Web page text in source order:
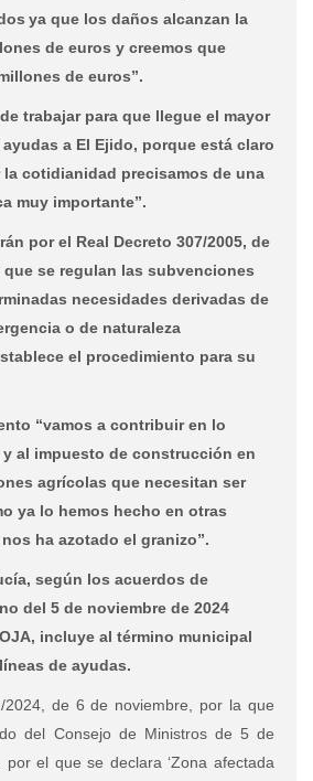
ya que los daños alcanzan la
de euros y creemos que
de euros”.
trabajar para que llegue el mayor
a El Ejido, porque está claro
la cotidianidad precisamos de una
muy importante”.
por el Real Decreto 307/2005, de
que se regulan las subvenciones
necesidades derivadas de
o de naturaleza
el procedimiento para su
“vamos a contribuir en lo
al impuesto de construcción en
agrícolas que necesitan ser
ya lo hemos hecho en otras
ha azotado el granizo”.
según los acuerdos de
del 5 de noviembre de 2024
incluye al término municipal
de ayudas.
2024, de 6 de noviembre, por la que
del Consejo de Ministros de 5 de
por el que se declara ‘Zona afectada